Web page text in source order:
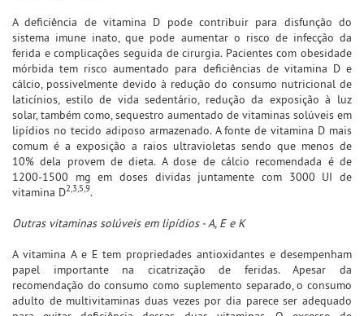
A deficiência de vitamina D pode contribuir para disfunção do
sistema imune inato, que pode aumentar o risco de infecção da
ferida e complicações seguida de cirurgia. Pacientes com obesidade
mórbida tem risco aumentado para deficiências de vitamina D e
cálcio, possivelmente devido à redução do consumo nutricional de
laticínios, estilo de vida sedentário, redução da exposição à luz
solar, também como, sequestro aumentado de vitaminas solúveis em
lipídios no tecido adiposo armazenado. A fonte de vitamina D mais
comum é a exposição a raios ultravioletas sendo que menos de
10% dela provem de dieta. A dose de cálcio recomendada é de
1200-1500 mg em doses dividas juntamente com 3000 UI de
vitamina D2,3,5,9.
Outras vitaminas solúveis em lipídios - A, E e K
A vitamina A e E tem propriedades antioxidantes e desempenham
papel importante na cicatrização de feridas. Apesar da
recomendação do consumo como suplemento separado, o consumo
adulto de multivitaminas duas vezes por dia parece ser adequado